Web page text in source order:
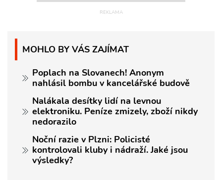
MOHLO BY VÁS ZAJÍMAT
Poplach na Slovanech! Anonym
nahlásil bombu v kancelářské budově
Nalákala desítky lidí na levnou
elektroniku. Peníze zmizely, zboží nikdy
nedorazilo
Noční razie v Plzni: Policisté
kontrolovali kluby i nádraží. Jaké jsou
výsledky?